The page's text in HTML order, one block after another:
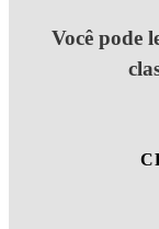
Você pode